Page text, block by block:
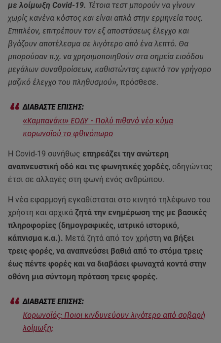
με λοίμωξη Covid-19. Τέτοια τεστ μπορούν να γίνουν
χωρίς κανένα κόστος και είναι απλά στην ερμηνεία τους.
Επιπλέον, επιτρέπουν τον εξ αποστάσεως έλεγχο και
βγάζουν αποτέλεσμα σε λιγότερο από ένα λεπτό. Θα
μπορούσαν π.χ. να χρησιμοποιηθούν στα σημεία εισόδου
μεγάλων συναθροίσεων, καθιστώντας εφικτό τον γρήγορο
μαζικό έλεγχο του πληθυσμού», πρόσθεσε.
«Καμπανάκι» ΕΟΔΥ - Πολύ πιθανό νέο κύμα
κορωνοϊού το φθινόπωρο
Η Covid-19 συνήθως επηρεάζει την ανώτερη
αναπνευστική οδό και τις φωνητικές χορδές, οδηγώντας
έτσι σε αλλαγές στη φωνή ενός ανθρώπου.
Η νέα εφαρμογή εγκαθίσταται στο κινητό τηλέφωνο του
χρήστη και αρχικά ζητά την ενημέρωση της με βασικές
πληροφορίες (δημογραφικές, ιατρικό ιστορικό,
κάπνισμα κ.α.). Μετά ζητά από τον χρήστη να βήξει
τρεις φορές, να αναπνεύσει βαθιά από το στόμα τρεις
έως πέντε φορές και να διαβάσει φωναχτά κοντά στην
οθόνη μια σύντομη πρόταση τρεις φορές.
Κορωνοϊός: Ποιοι κινδυνεύουν λιγότερο από σοβαρή
λοίμωξη;